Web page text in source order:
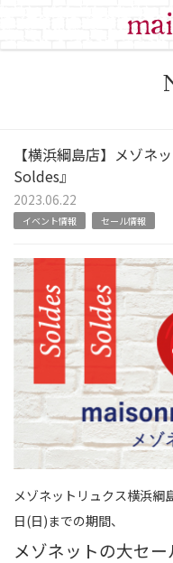
【横浜綱島店】メゾネ
Soldes』
2023.06.22
イベント情報 セール情報
メゾネットリュクス横浜
日(日)までの期間、
メゾネットの大セ